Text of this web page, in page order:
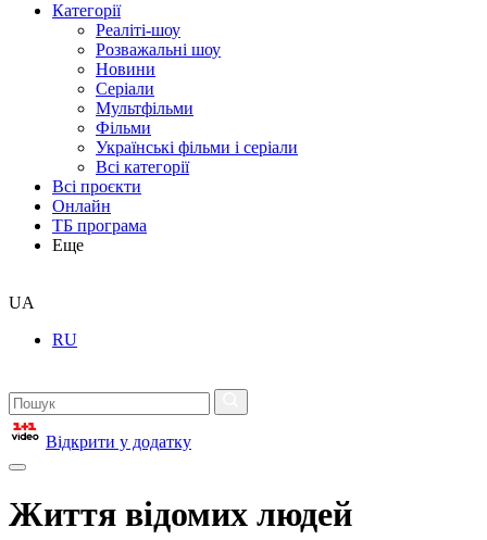
Категорії
Реаліті-шоу
Розважальні шоу
Новини
Серіали
Мультфільми
Фільми
Українські фільми і серіали
Всі категорії
Всі проєкти
Онлайн
ТБ програма
Еще
UA
RU
Відкрити у додатку
Життя відомих людей